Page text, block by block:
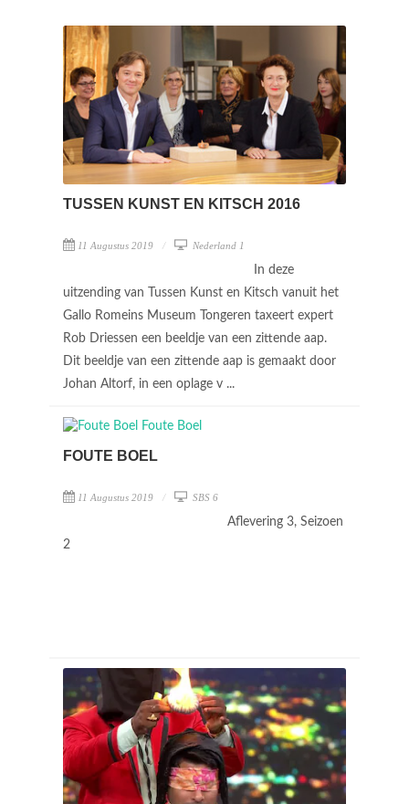
TUSSEN KUNST EN KITSCH 2016
11 Augustus 2019 Nederland 1
In deze
uitzending van Tussen Kunst en Kitsch vanuit het
Gallo Romeins Museum Tongeren taxeert expert
Rob Driessen een beeldje van een zittende aap.
Dit beeldje van een zittende aap is gemaakt door
Johan Altorf, in een oplage v ...
FOUTE BOEL
11 Augustus 2019 SBS 6
Aflevering 3, Seizoen
2